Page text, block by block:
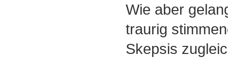
Wie aber
traurig
Skepsis